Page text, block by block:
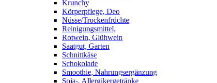
Krunchy
Körperpflege, Deo
Nüsse/Trockenfrüchte
Reinigungsmittel,
Rotwein, Glühwein
Saatgut, Garten
Schnittkäse
Schokolade
Smoothie, Nahrungsergänzung
Soja-, Allergikergetränke